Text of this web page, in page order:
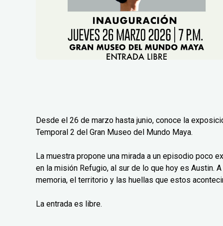
Desde el 26 de marzo hasta junio, conoce la
Temporal 2 del Gran Museo del Mundo Maya.
La muestra propone una mirada a un episodio poco
en la misión Refugio, al sur de lo que hoy es Austin.
memoria, el territorio y las huellas que estos
La entrada es libre.